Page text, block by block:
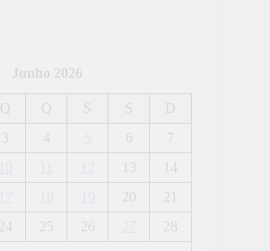
Junho 2026
Q Q S S
D
3 4 6
7
13
14
20
21
24 25 26
28